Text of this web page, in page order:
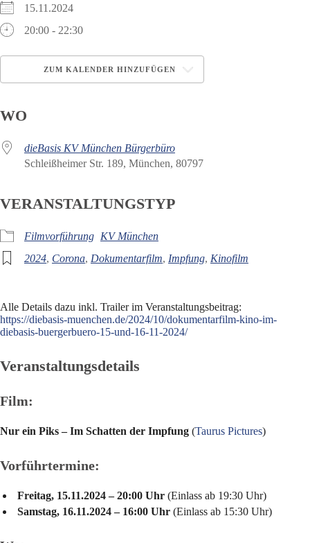
15.11.2024
20:00 - 22:30
ZUM KALENDER HINZUFÜGEN
WO
dieBasis KV München Bürgerbüro
Schleißheimer Str. 189, München, 80797
VERANSTALTUNGSTYP
Filmvorführung KV München
2024, Corona, Dokumentarfilm, Impfung, Kinofilm
Alle Details dazu inkl. Trailer im Veranstaltungsbeitrag:
https://diebasis-muenchen.de/2024/10/dokumentarfilm-kino-im-
diebasis-buergerbuero-15-und-16-11-2024/
Veranstaltungsdetails
Film:
Nur ein Piks – Im Schatten der Impfung (Taurus Pictures)
Vorführtermine:
Freitag, 15.11.2024 – 20:00 Uhr(Einlass ab 19:30 Uhr)
Samstag, 16.11.2024 – 16:00 Uhr(Einlass ab 15:30 Uhr)